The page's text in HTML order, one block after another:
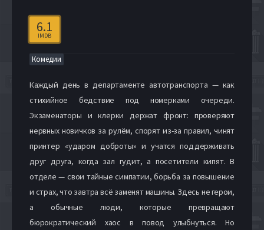
6.1
IMDB
Комедии
Каждый день в департаменте автотранспорта — как
стихийное бедствие под номерками очереди.
Экзаменаторы и клерки держат фронт: проверяют
нервных новичков за рулём, спорят из-за правил, чинят
принтер «ударом доброты» и учатся поддерживать
друг друга, когда зал гудит, а посетители кипят. В
отделе — свои тайные симпатии, борьба за повышение
и страх, что завтра всё заменят машины. Здесь не герои,
а обычные люди, которые превращают
бюрократический хаос в повод улыбнуться. Но